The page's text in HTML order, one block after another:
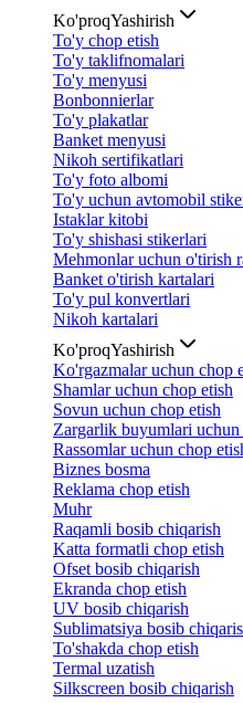
Ko'proqYashirish
To'y chop etish
To'y taklifnomalari
To'y menyusi
Bonbonnierlar
To'y plakatlar
Banket menyusi
Nikoh sertifikatlari
To'y foto albomi
To'y uchun avtomobil
Istaklar kitobi
To'y shishasi stikerlari
Mehmonlar uchun o'tirish
Banket o'tirish kartalari
To'y pul konvertlari
Nikoh kartalari
Ko'proqYashirish
Ko'rgazmalar uchun chop
Shamlar uchun chop etish
Sovun uchun chop etish
Zargarlik buyumlari uchun
Rassomlar uchun chop
Biznes bosma
Reklama chop etish
Muhr
Raqamli bosib chiqarish
Katta formatli chop etish
Ofset bosib chiqarish
Ekranda chop etish
UV bosib chiqarish
Sublimatsiya bosib
To'shakda chop etish
Termal uzatish
Silkscreen bosib chiqarish